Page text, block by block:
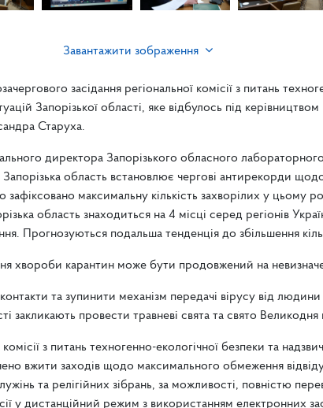
Завантажити зображення
засідання регіональної комісії з питань
Запорізької області, яке відбулось під керівництвом
Старуха.
директора Запорізького обласного
область встановлює чергові антирекорди
максимальну кількість захворілих у цьому
область знаходиться на 4 місці серед регіонів
Прогнозуються подальша тенденція до збільшення
хвороби карантин може бути продовжений на
та зупинити механізм передачі вірусу від
закликають провести травневі свята та свято
комісії з питань техногенно-екологічної безпеки та
вжити заходів щодо максимального обмеження
та релігійних зібрань, за можливості, повністю
у дистанційний режим з використанням електронних